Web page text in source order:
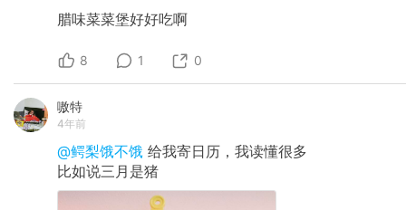
腊味菜菜堡好好吃啊
8 1 0
嗷特
4年前
@鳄梨饿不饿 给我寄日历，我读懂很多
比如说三月是猪